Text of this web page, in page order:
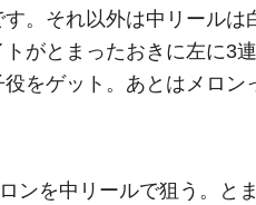
。それ以外は中リールは
がとまったおきに左に3
をゲット。あとはメロン
ンを中リールで狙う。と